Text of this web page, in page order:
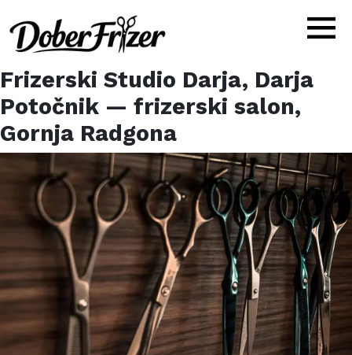
Frizerski Studio Darja, Darja
Potočnik — frizerski salon,
Gornja Radgona